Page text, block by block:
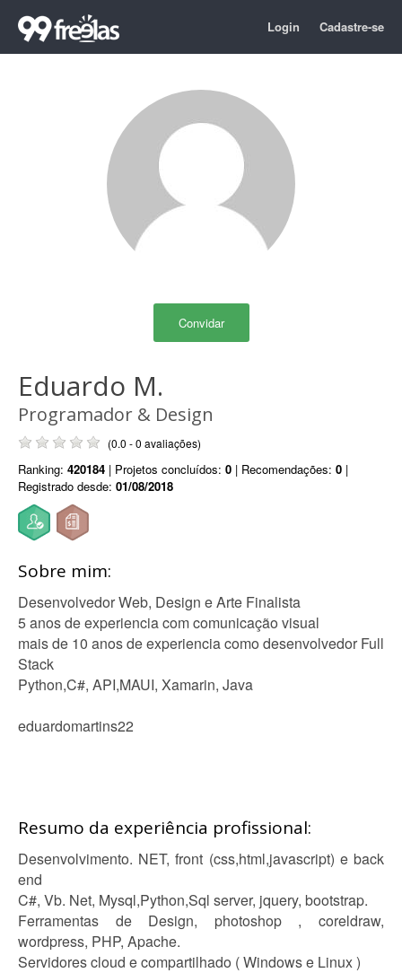
Login Cadastre-se
Convidar
Eduardo M.
Programador & Design
(0.0 - 0 avaliações)
Ranking: 420184 | Projetos concluídos: 0 | Recomendações: 0 |
Registrado desde: 01/08/2018
Sobre mim:
Desenvolvedor Web, Design e Arte Finalista
5 anos de experiencia com comunicação visual
mais de 10 anos de experiencia como desenvolvedor Full
Stack
Python,C#, API,MAUI, Xamarin, Java
eduardomartins22
Resumo da experiência profissional:
Desenvolvimento. NET, front (css,html,javascript) e back
end
C#, Vb. Net, Mysql,Python,Sql server, jquery, bootstrap.
Ferramentas de Design, photoshop , coreldraw,
wordpress, PHP, Apache.
Servidores cloud e compartilhado ( Windows e Linux )